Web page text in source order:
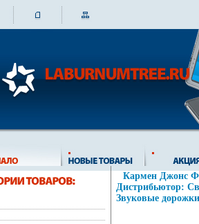
Кармен Джонс
Дистрибьютор:
Звуковые